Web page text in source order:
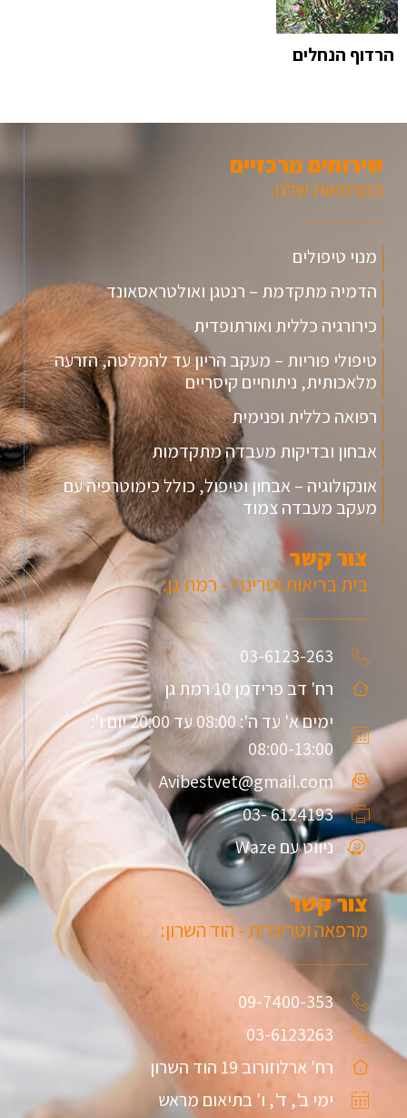
הרדוף הנחלים
שירותים מרכזיים
במרפאות שלנו:
מנוי טיפולים
הדמיה מתקדמת – רנטגן ואולטראסאונד
כירורגיה כללית ואורתופדית
טיפולי פוריות – מעקב הריון עד להמלטה, הזרעה
מלאכותית, ניתוחיים קיסריים
רפואה כללית ופנימית
אבחון ובדיקות מעבדה מתקדמות
אונקולוגיה – אבחון וטיפול, כולל כימוטרפיה עם
מעקב מעבדה צמוד
צור קשר
בית בריאות וטרינרי - רמת גן:
03-6123-263
רח' דב פרידמן 10 רמת גן
ימים א' עד ה': 08:00 עד 20:00 יום ו':
08:00-13:00
Avibestvet@gmail.com
6124193 -03
ניווט עם Waze
צור קשר
מרפאה וטרינרית - הוד השרון:
09-7400-353
03-6123263
רח' ארלוזורוב 19 הוד השרון
ימי ב', ד', ו' בתיאום מראש